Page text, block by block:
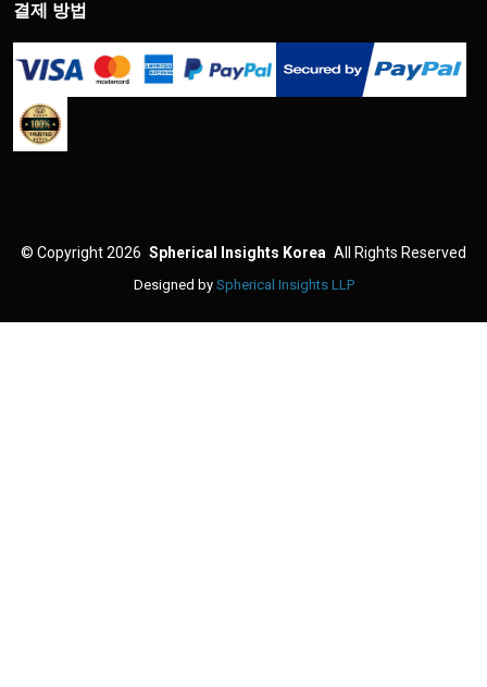
결제 방법
© Copyright 2026 Spherical Insights Korea All Rights Reserved
Designed by Spherical Insights LLP